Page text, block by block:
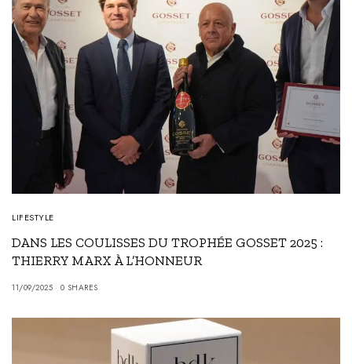
LIFESTYLE
DANS LES COULISSES DU TROPHÉE GOSSET 2025 :
THIERRY MARX À L’HONNEUR
11/09/2025 0 SHARES